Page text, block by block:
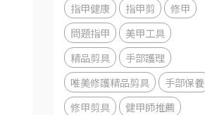
指甲健康 指甲剪
修甲
問題指甲
美甲工具
精品剪具
手部護理
唯美修護精品剪具
手部保養
修甲剪具
健甲師推薦